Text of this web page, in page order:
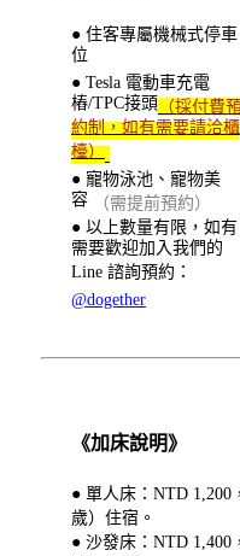
● 住客專屬機械式停車
位
● Tesla 電動車充電
樁/TPC接頭（採付費預
約制，如有需要請洽櫃
檯）
● 寵物泳池、寵物美
容
（需提前預約）
● 以上數量有限，如有
需要歡迎加入我們的
Line 諮詢預約：
@dogether
《加床說明》
● 單人床：NTD 1,200
歲）住宿。
● 沙發床：NTD 1,400